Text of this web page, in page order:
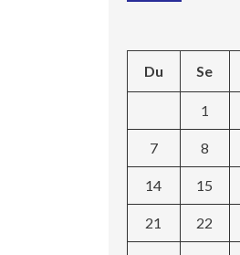
Du Se
1
7 8
14 15
21 22